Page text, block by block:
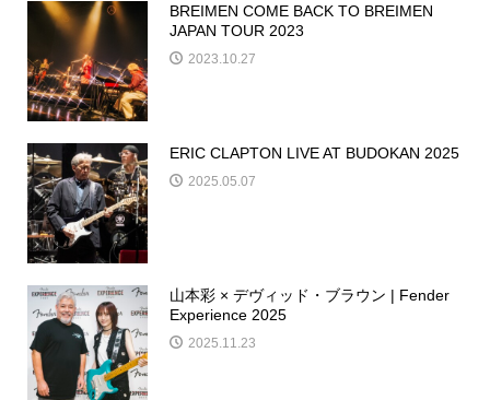
BREIMEN COME BACK TO BREIMEN
JAPAN TOUR 2023
2023.10.27
ERIC CLAPTON LIVE AT BUDOKAN 2025
2025.05.07
山本彩 × デヴィッド・ブラウン | Fender
Experience 2025
2025.11.23